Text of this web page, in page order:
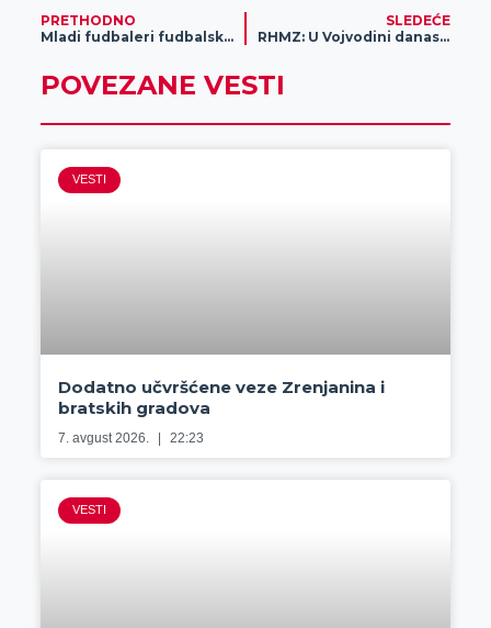
PRETHODNO
Mladi fudbaleri fudbalskog kluba „Petlić“ završili sezonu sa brojnim trofejima
SLEDEĆE
RHMZ: U Vojvodini danas na snazi narandžasti meteoalarm
POVEZANE VESTI
VESTI
Dodatno učvršćene veze Zrenjanina i
bratskih gradova
7. avgust 2026. 22:23
VESTI